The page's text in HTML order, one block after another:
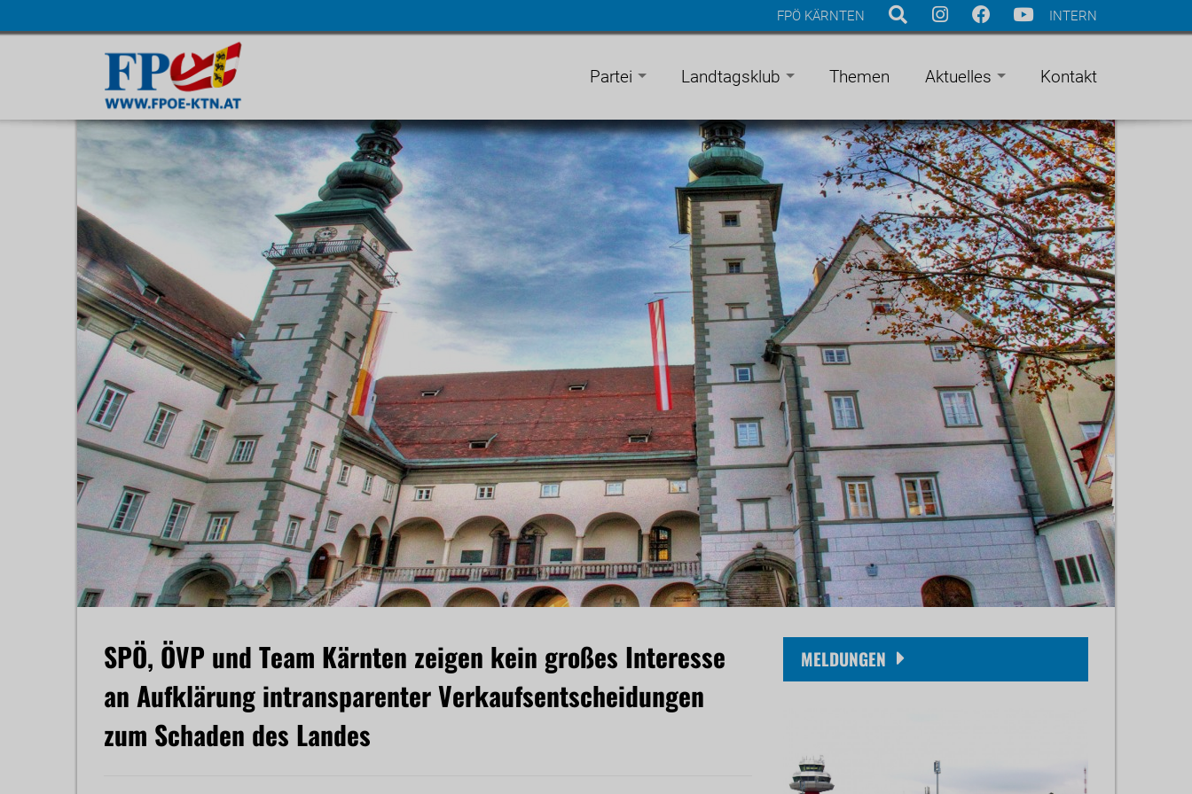
INTERN
FPÖ KÄRNTEN
Navigation
Partei Landtagsklub Themen Aktuelles Kontakt
SPÖ, ÖVP und Team Kärnten zeigen kein großes Interesse
an Aufklärung intransparenter Verkaufsentscheidungen
zum Schaden des Landes
MELDUNGEN